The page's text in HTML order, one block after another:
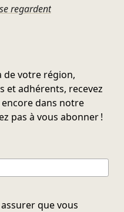
regardent
de votre région,
et adhérents, recevez
dans notre
pas à vous abonner !
que vous